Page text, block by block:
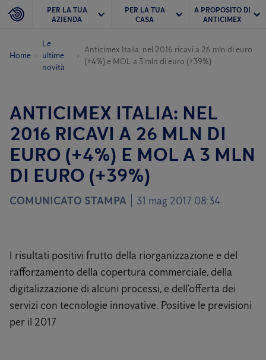
PER LA TUA
AZIENDA
PER LA TUA
CASA
A PROPOSITO DI
ANTICIMEX
Home
Le
ultime
novità
Anticimex Italia: nel 2016 ricavi a 26 mln di euro
(+4%) e MOL a 3 mln di euro (+39%)
ANTICIMEX ITALIA: NEL
2016 RICAVI A 26 MLN DI
EURO (+4%) E MOL A 3 MLN
DI EURO (+39%)
COMUNICATO STAMPA 31 mag 2017 08:34
I risultati positivi frutto della riorganizzazione e del
rafforzamento della copertura commerciale, della
digitalizzazione di alcuni processi, e dell’offerta dei
servizi con tecnologie innovative. Positive le previsioni
per il 2017